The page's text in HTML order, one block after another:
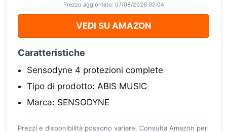
Prezzo aggiornato: 07/08/2026 02:04
VEDI SU AMAZON
Caratteristiche
Sensodyne 4 protezioni complete
Tipo di prodotto: ABIS MUSIC
Marca: SENSODYNE
Prezzi e disponibilità possono variare. Consulta Amazon per